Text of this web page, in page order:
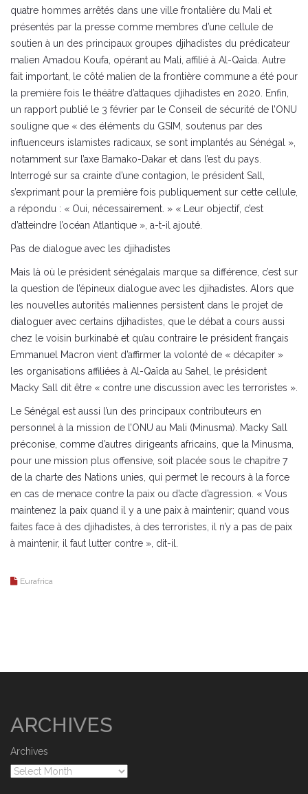
quatre hommes arrêtés dans une ville frontalière du Mali et
présentés par la presse comme membres d’une cellule de
soutien à un des principaux groupes djihadistes du prédicateur
malien Amadou Koufa, opérant au Mali, affilié à Al-Qaïda. Autre
fait important, le côté malien de la frontière commune a été pour
la première fois le théâtre d’attaques djihadistes en 2020. Enfin,
un rapport publié le 3 février par le Conseil de sécurité de l’ONU
souligne que « des éléments du GSIM, soutenus par des
influenceurs islamistes radicaux, se sont implantés au Sénégal »,
notamment sur l’axe Bamako-Dakar et dans l’est du pays.
Interrogé sur sa crainte d’une contagion, le président Sall,
s’exprimant pour la première fois publiquement sur cette cellule,
a répondu : « Oui, nécessairement. » « Leur objectif, c’est
d’atteindre l’océan Atlantique », a-t-il ajouté.
Pas de dialogue avec les djihadistes
Mais là où le président sénégalais marque sa différence, c’est sur
la question de l’épineux dialogue avec les djihadistes. Alors que
les nouvelles autorités maliennes persistent dans le projet de
dialoguer avec certains djihadistes, que le débat a cours aussi
chez le voisin burkinabè et qu’au contraire le président français
Emmanuel Macron vient d’affirmer la volonté de « décapiter »
les organisations affiliées à Al-Qaïda au Sahel, le président
Macky Sall dit être « contre une discussion avec les terroristes ».
Le Sénégal est aussi l’un des principaux contributeurs en
personnel à la mission de l’ONU au Mali (Minusma). Macky Sall
préconise, comme d’autres dirigeants africains, que la Minusma,
pour une mission plus offensive, soit placée sous le chapitre 7
de la charte des Nations unies, qui permet le recours à la force
en cas de menace contre la paix ou d’acte d’agression. « Vous
maintenez la paix quand il y a une paix à maintenir; quand vous
faites face à des djihadistes, à des terroristes, il n’y a pas de paix
à maintenir, il faut lutter contre », dit-il.
Eurafrica
ARCHIVES
Archives